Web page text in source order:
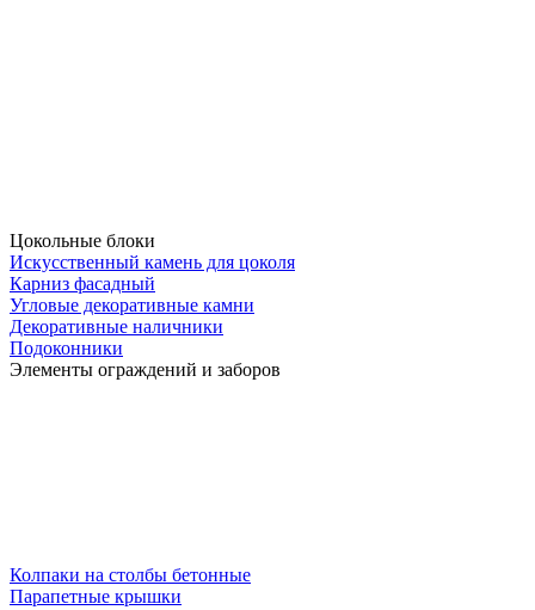
Цокольные блоки
Искусственный камень для цоколя
Карниз фасадный
Угловые декоративные камни
Декоративные наличники
Подоконники
Элементы ограждений и заборов
Колпаки на столбы бетонные
Парапетные крышки